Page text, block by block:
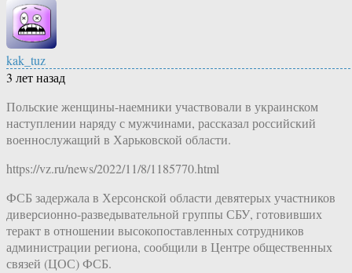
kak_tuz
3 лет назад
Польские женщины-наемники участвовали в украинском
наступлении наряду с мужчинами, рассказал российский
военнослужащий в Харьковской области.
https://vz.ru/news/2022/11/8/1185770.html
ФСБ задержала в Херсонской области девятерых участников
диверсионно-разведывательной группы СБУ, готовивших
теракт в отношении высокопоставленных сотрудников
администрации региона, сообщили в Центре общественных
связей (ЦОС) ФСБ.